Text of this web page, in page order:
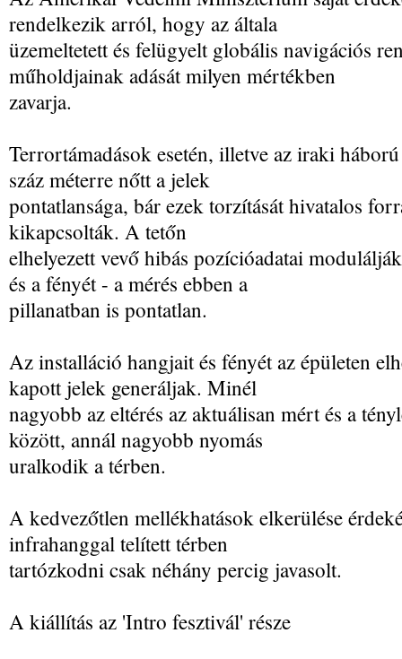
rendelkezik arról, hogy az általa
üzemeltetett és felügyelt globális navigációs
műholdjainak adását milyen mértékben
zavarja.
Terrortámadások esetén, illetve az iraki
száz méterre nőtt a jelek
pontatlansága, bár ezek torzítását hivatalos
kikapcsolták. A tetőn
elhelyezett vevő hibás pozícióadatai
és a fényét - a mérés ebben a
pillanatban is pontatlan.
Az installáció hangjait és fényét az épületen
kapott jelek generáljak. Minél
nagyobb az eltérés az aktuálisan mért és a
között, annál nagyobb nyomás
uralkodik a térben.
A kedvezőtlen mellékhatások elkerülése
infrahanggal telített térben
tartózkodni csak néhány percig javasolt.
A kiállítás az 'Intro fesztivál' része